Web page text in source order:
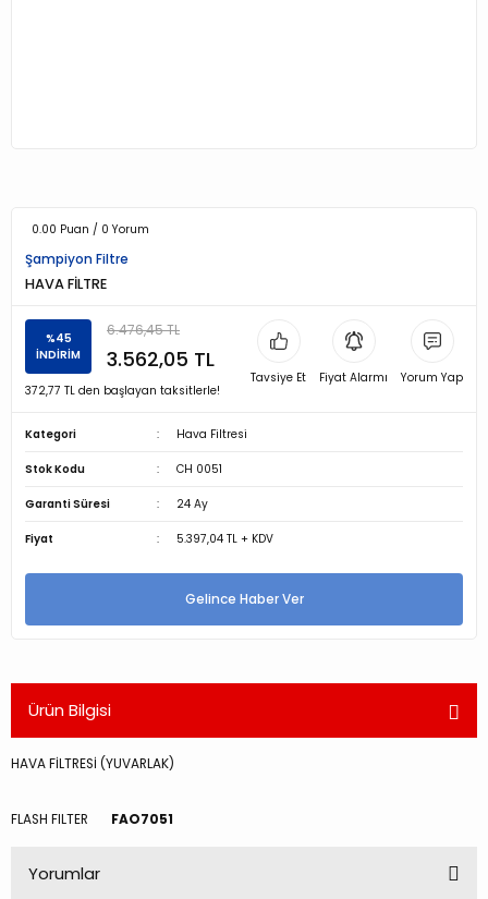
0.00 Puan / 0 Yorum
Şampiyon Filtre
HAVA FİLTRE
%45
İNDİRİM
6.476,45 TL
3.562,05 TL
372,77 TL den başlayan taksitlerle!
Tavsiye Et Fiyat Alarmı Yorum Yap
Kategori Hava Filtresi
Stok Kodu CH 0051
Garanti Süresi 24 Ay
Fiyat 5.397,04 TL + KDV
Gelince Haber Ver
Ürün Bilgisi
HAVA FİLTRESİ (YUVARLAK)
FLASH FILTER FAO7051
Yorumlar